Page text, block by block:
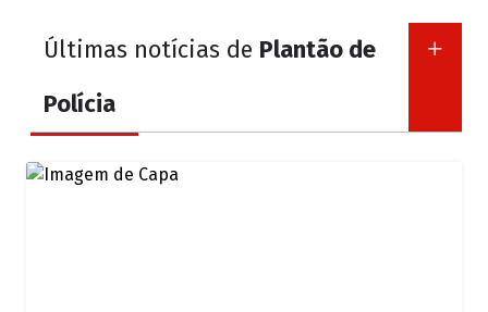
Últimas notícias de Plantão de
Polícia